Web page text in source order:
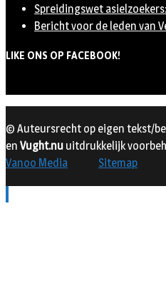
Spreidingswet
Bericht voor de leden van
LIKE ONS OP FACEBOOK!
© Auteursrecht op eigen tekst/
en Vught.nu uitdrukkelijk
Vanoo Media
Sitemap